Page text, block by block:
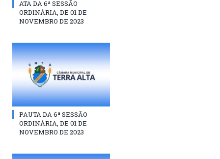
ATA DA 6ª SESSÃO
ORDINÁRIA, DE 01 DE
NOVEMBRO DE 2023
PAUTA DA 6ª SESSÃO
ORDINÁRIA, DE 01 DE
NOVEMBRO DE 2023